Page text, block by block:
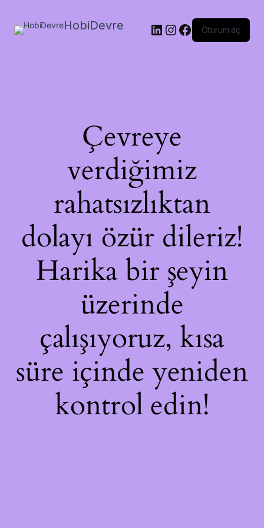
HobiDevre LinkedIn
Instagram
Facebook
Oturum aç
Çevreye
verdiğimiz
rahatsızlıktan
dolayı özür dileriz!
Harika bir şeyin
üzerinde
çalışıyoruz, kısa
süre içinde yeniden
kontrol edin!